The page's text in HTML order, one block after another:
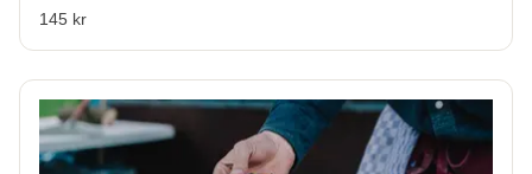
145 kr